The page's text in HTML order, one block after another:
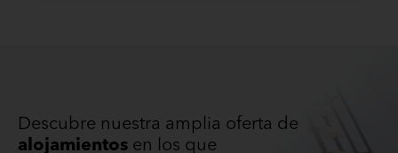
Descubre nuestra amplia oferta de
alojamientos en los que